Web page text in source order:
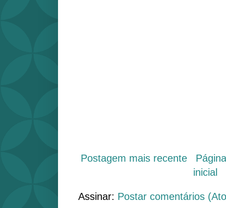
Postagem mais recente
inicial
Assinar: Postar comentários